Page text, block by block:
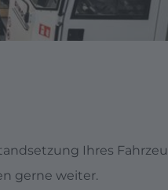
Ihres
gerne weiter.